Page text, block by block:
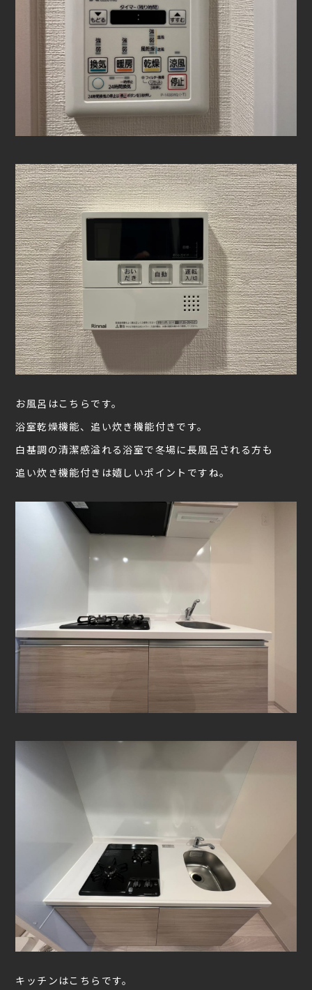
お風呂はこちらです。
浴室乾燥機能、追い炊き機能付きです。
白基調の清潔感溢れる浴室で冬場に長風呂される方も
追い炊き機能付きは嬉しいポイントですね。
キッチンはこちらです。